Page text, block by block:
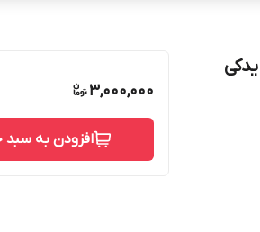
۱۶۰۰ و ۱۸۰۰ لوازم یدکی
3,000,000
افزودن به سبد